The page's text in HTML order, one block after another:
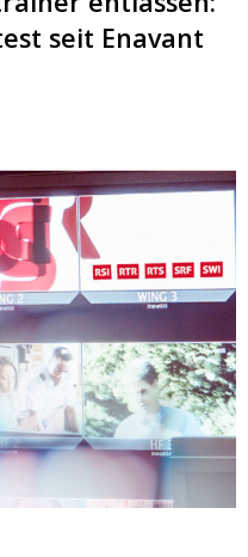
seit Enavant